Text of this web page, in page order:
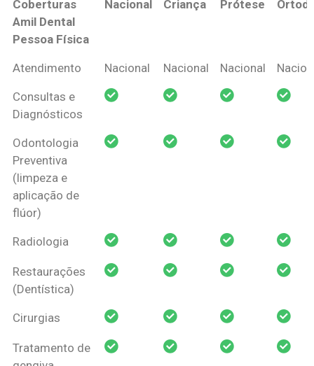
Coberturas
Amil Dental
Pessoa Física
Nacional Criança Prótese
Coberturas
Pessoa Física
Nacional Criança Prótese
Atendimento Nacional Nacional Nacional
Consultas e
Diagnósticos
Odontologia
Preventiva
(limpeza e
aplicação de
flúor)
Radiologia
Restaurações
(Dentística)
Cirurgias
Tratamento de